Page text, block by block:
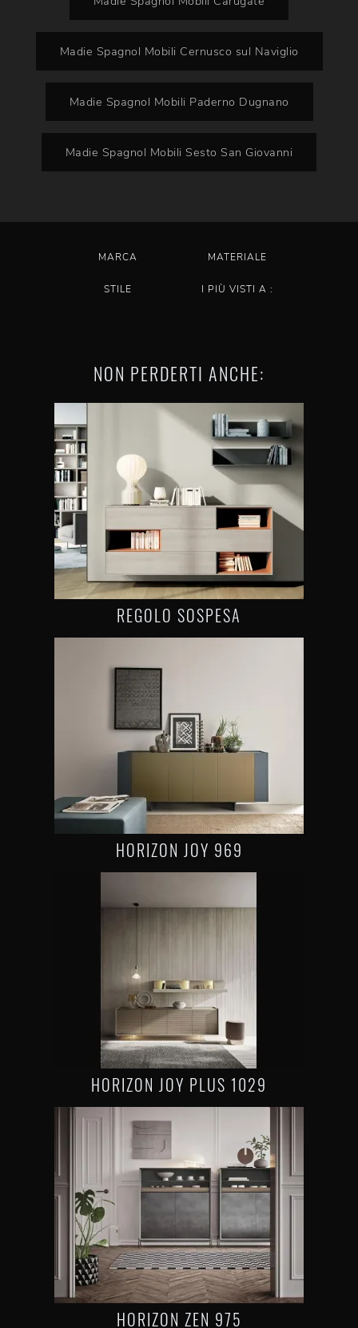
Madie Spagnol Mobili Cernusco sul Naviglio
Madie Spagnol Mobili Paderno Dugnano
Madie Spagnol Mobili Sesto San Giovanni
MARCA MATERIALE
STILE I PIÙ VISTI A :
NON PERDERTI ANCHE:
REGOLO SOSPESA
HORIZON JOY 969
HORIZON JOY PLUS 1029
HORIZON ZEN 975